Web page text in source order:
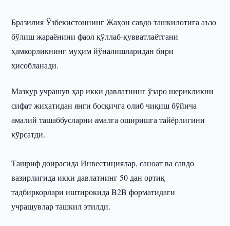
Бразилия Ўзбекистоннинг Жаҳон савдо ташкилотига аъзо
бўлиш жараёнини фаол қўллаб-қувватлаётгани
ҳамкорликнинг муҳим йўналишларидан бири
ҳисобланади.
Мазкур учрашув ҳар икки давлатнинг ўзаро шерикликни
сифат жиҳатидан янги босқичга олиб чиқиш бўйича
амалий ташаббусларни амалга оширишга тайёрлигини
кўрсатди.
Ташриф доирасида Инвестициялар, саноат ва савдо
вазирлигида икки давлатнинг 50 дан ортиқ
тадбиркорлари иштирокида B2B форматидаги
учрашувлар ташкил этилди.